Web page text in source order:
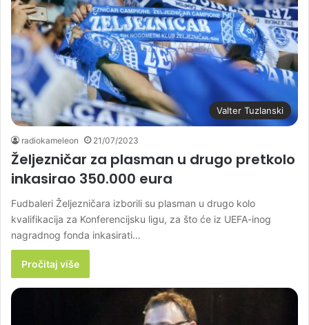
Valter Tuzlanski
radiokameleon 21/07/2023
Željezničar za plasman u drugo pretkolo
inkasirao 350.000 eura
Fudbaleri Željezničara izborili su plasman u drugo kolo
kvalifikacija za Konferencijsku ligu, za što će iz UEFA-inog
nagradnog fonda inkasirati…
Pročitaj više